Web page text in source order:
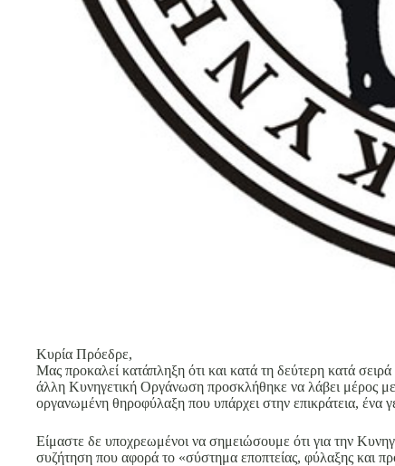
Κυρία Πρόεδρε,
Μας προκαλεί κατάπληξη ότι και κατά τη δεύτερη κατά
άλλη Κυνηγετική Οργάνωση προσκλήθηκε να λάβει μέρος με
οργανωμένη θηροφύλαξη που υπάρχει στην επικράτεια, ένα
Είμαστε δε υποχρεωμένοι να σημειώσουμε ότι για την
συζήτηση που αφορά το «σύστημα εποπτείας, φύλαξης και